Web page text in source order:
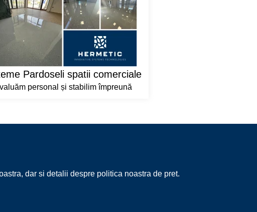
Pardoseli spatii comerciale
personal și stabilim împreună
dar si detalii despre politica noastra de pret.